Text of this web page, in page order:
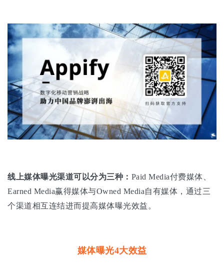
线上媒体曝光渠道可以分为三种： Paid Media付费媒体、
Earned Media赢得媒体与Owned Media自有媒体，通过三
个渠道相互连结进而提高媒体曝光效益。
媒体曝光4大效益